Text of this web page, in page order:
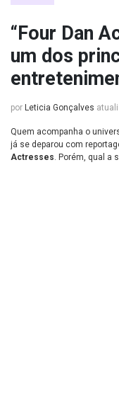
“Four Dan
um dos
por Leticia Gonçalves
Quem acompanha o
já se deparou com
Actresses. Porém, qual a